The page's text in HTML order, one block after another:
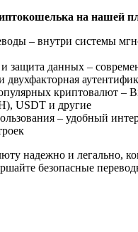
на нашей
– внутри системы
и защита данных –
криптовалют –
USDT и другие
– удобный
надежно и легально,
безопасные